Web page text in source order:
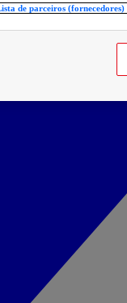
de parceiros (fornecedores)